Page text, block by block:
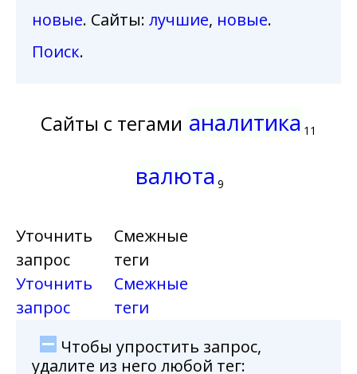
новые. Сайты: лучшие, новые.
Поиск.
Сайты с тегами аналитика 11
валюта 9
Уточнить
запрос
Уточнить
запрос
Смежные
теги
Смежные
теги
Чтобы упростить запрос,
удалите из него любой тег: